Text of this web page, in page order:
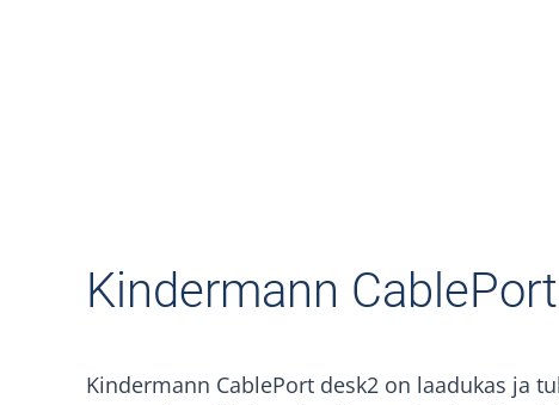
Kindermann
Kindermann CablePort desk2 on laadukas ja